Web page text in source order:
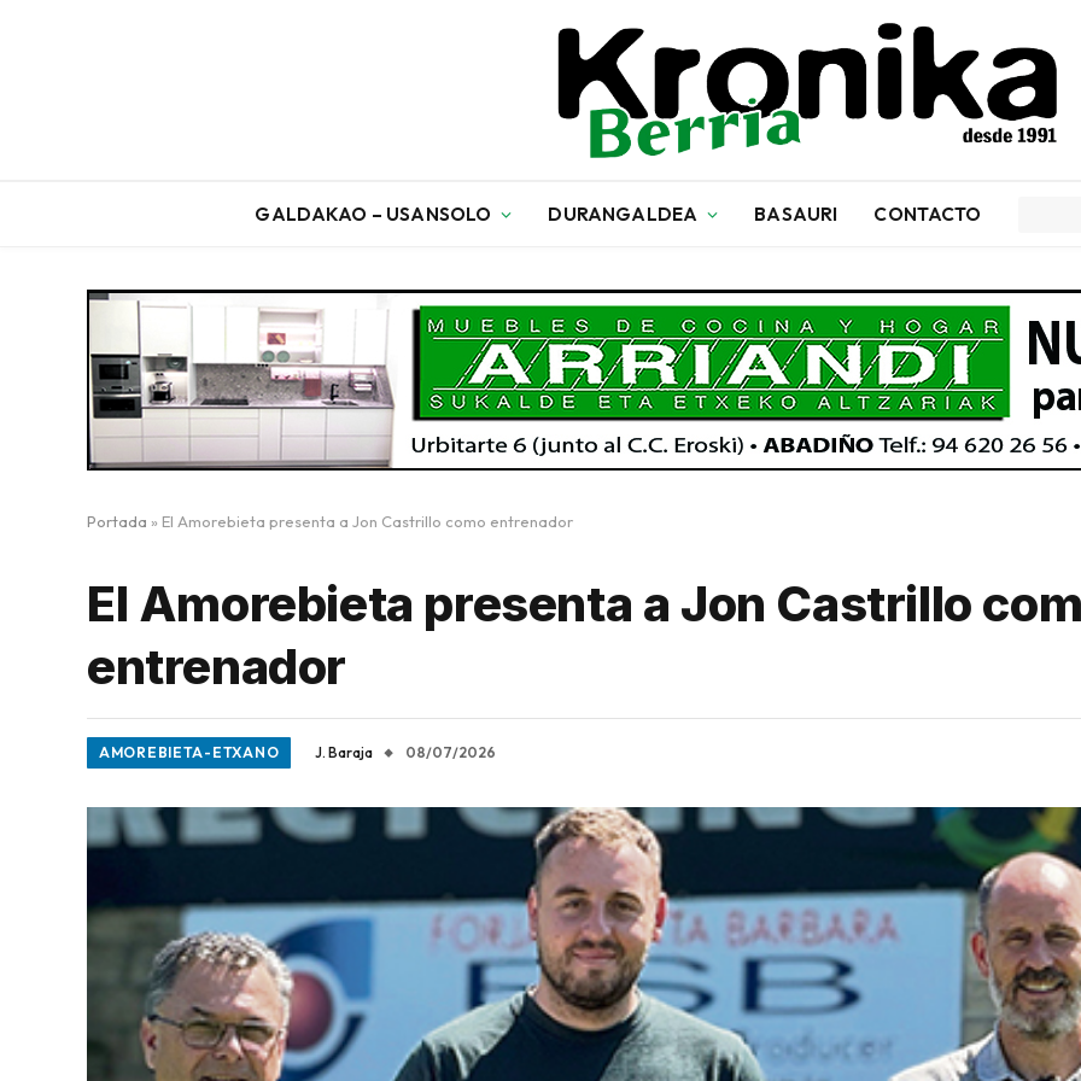
GALDAKAO – USANSOLO DURANGALDEA BASAURI CONTACTO
Portada » El Amorebieta presenta a Jon Castrillo como entrenador
El Amorebieta presenta a Jon Castrillo
entrenador
AMOREBIETA-ETXANO J. Baraja 08/07/2026